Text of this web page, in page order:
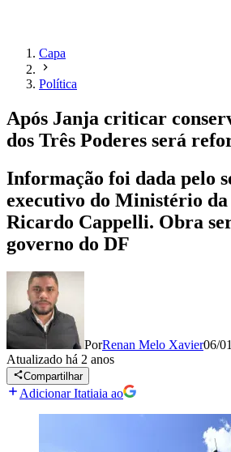
Capa
Política
Após Janja criticar
dos Três Poderes será
Informação foi dada pelo
executivo do Ministério da
Ricardo Cappelli. Obra
governo do DF
PorRenan Melo Xavier06/
Atualizado há 2 anos
Compartilhar
Adicionar Itatiaia ao